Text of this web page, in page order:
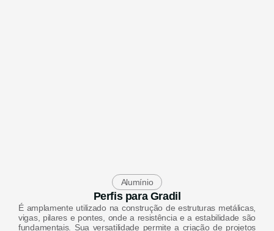
Alumínio
Perfis para Gradil
É amplamente utilizado na construção de estruturas metálicas,
vigas, pilares e pontes, onde a resistência e a estabilidade são
fundamentais. Sua versatilidade permite a criação de projetos